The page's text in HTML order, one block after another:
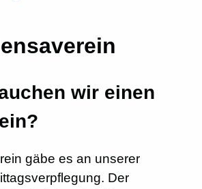
wir einen
gäbe es an unserer
Der